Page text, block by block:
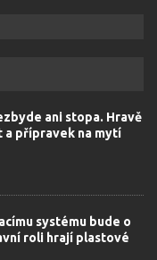
ani stopa. Hravě
a přípravek na mytí
systému bude o
roli hrají plastové